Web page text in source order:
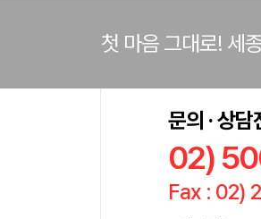
첫 마음 그대로! 세
문의 · 상담
02)
Fax : 02)